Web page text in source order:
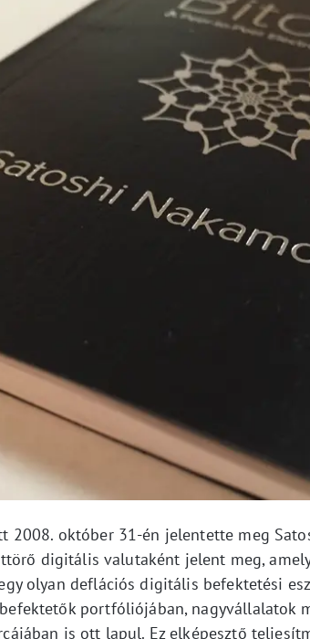
2008. október 31-én jelentette meg
digitális valutaként jelent meg,
olyan deflációs digitális befektetési
portfóliójában, nagyvállalatok
is ott lapul. Ez elképesztő